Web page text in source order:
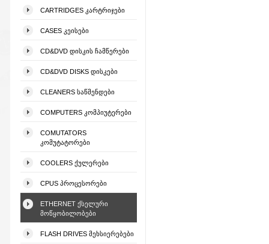
CARTRIDGES ᲙᲐᲠᲢᲠᲘᲯᲔᲑᲘ
CASES ᲙᲔᲘᲡᲔᲑᲘ
CD&DVD ᲓᲘᲡᲙᲘᲡ ᲩᲐᲛᲬᲔᲠᲔᲑᲘ
CD&DVD DISKS ᲓᲘᲡᲙᲔᲑᲘ
CLEANERS ᲡᲐᲬᲛᲔᲜᲓᲔᲑᲘ
COMPUTERS ᲙᲝᲛᲞᲘᲣᲢᲔᲠᲔᲑᲘ
COMUTATORS
ᲙᲝᲛᲣᲢᲐᲢᲝᲠᲔᲑᲘ
COOLERS ᲥᲣᲚᲔᲠᲔᲑᲘ
CPUS ᲞᲠᲝᲪᲔᲡᲝᲠᲔᲑᲘ
ETHERNET ᲥᲡᲔᲚᲣᲠᲘ
ᲛᲝᲬᲧᲝᲑᲘᲚᲝᲑᲔᲑᲘ
FLASH DRIVES ᲛᲔᲮᲡᲘᲔᲠᲔᲑᲔᲑᲘ